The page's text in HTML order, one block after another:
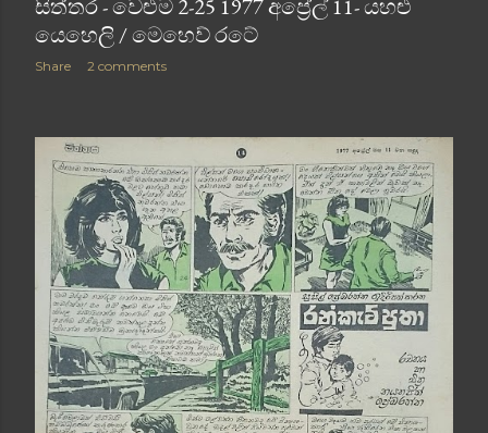
සිත්තර - වෙළුම 2-25 1977 අප්‍රේල් 11- යහළු
යෙහෙලි / මෙහෙව් රටේ
Share 2 comments